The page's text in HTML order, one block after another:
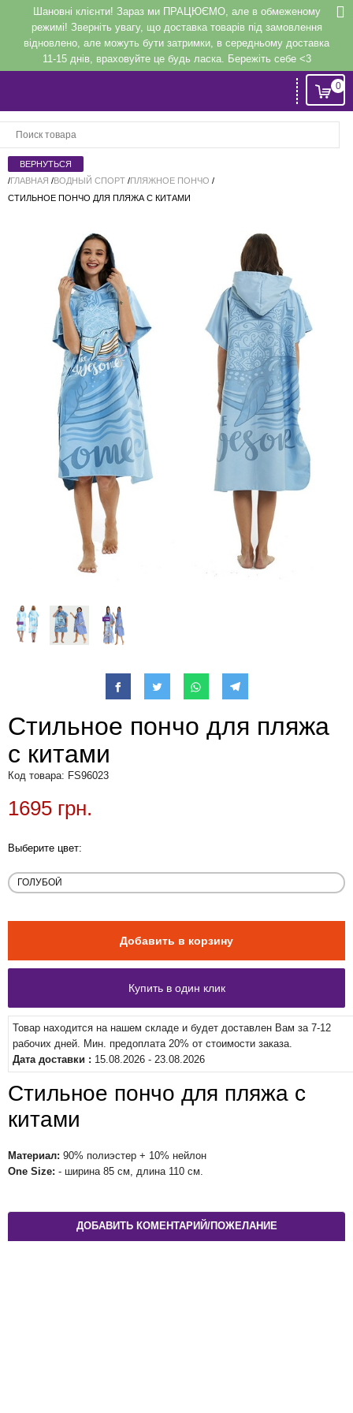
Шановні клієнти! Зараз ми ПРАЦЮЄМО, але в обмеженому
режимі! Зверніть увагу, що доставка товарів під замовлення
відновлено, але можуть бути затримки, в середньому доставка
11-15 днів, враховуйте це будь ласка. Бережіть себе <3
0
/ГЛАВНАЯ /ВОДНЫЙ СПОРТ /ПЛЯЖНОЕ ПОНЧО /
СТИЛЬНОЕ ПОНЧО ДЛЯ ПЛЯЖА С КИТАМИ
Стильное пончо для пляжа
с китами
Код товара: FS96023
1695 грн.
Выберите цвет:
Товар находится на нашем складе и будет доставлен Вам за 7-12
рабочих дней. Мин. предоплата 20% от стоимости заказа.
Дата доставки : 15.08.2026 - 23.08.2026
Стильное пончо для пляжа с
китами
Материал: 90% полиэстер + 10% нейлон
One Size: - ширина 85 см, длина 110 см.
ДОБАВИТЬ КОМЕНТАРИЙ/ПОЖЕЛАНИЕ
ВходилиРегистрация
Регистрация или авторизация